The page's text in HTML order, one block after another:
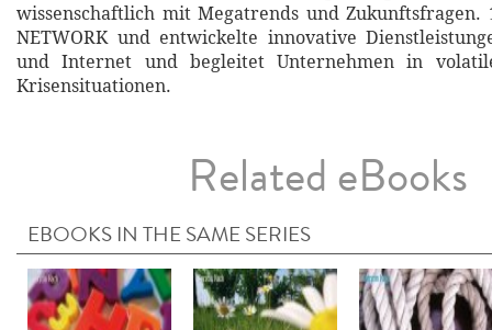
wissenschaftlich mit Megatrends und Zukunftsfragen.
NETWORK und entwickelte innovative
und Internet und begleitet Unternehmen in
Krisensituationen.
Related eBooks
EBOOKS IN THE SAME SERIES